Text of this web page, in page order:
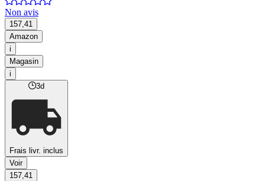
Non avis
157,41
Amazon
i
Magasin
i
3d
Frais livr. inclus
Voir
157,41